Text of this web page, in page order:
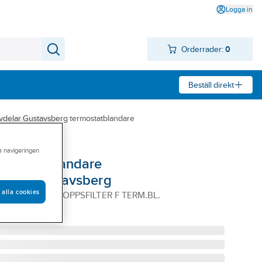
Logga in
Orderrader: 0
Beställ direkt
Gustavsberg termostatblandare
Gustavsberg
BF. M INLOPPSFILTER F TERM.BL.
navigeringen
alla cookies